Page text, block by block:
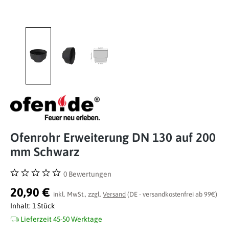
Ofenrohr Erweiterung DN 130 auf 200
mm Schwarz
Durchschnittliche Bewertung von 0 von 5 Sternen
0 Bewertungen
20,90 € inkl. MwSt., zzgl. Versand (DE - versandkostenfrei ab 99€)
Inhalt: 1 Stück
Lieferzeit 45-50 Werktage